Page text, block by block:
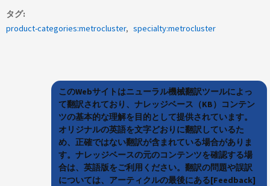
タグ
product-categories:metrocluster
specialty:metrocluster
このWebサイトはニューラル機械翻訳ツールによっ
て翻訳されており、ナレッジベース（KB）コンテン
ツの基本的な理解を目的として提供されています。
オリジナルの英語を文字どおりに翻訳しているた
め、正確ではない翻訳が含まれている場合がありま
す。ナレッジベースの元のコンテンツを確認する場
合は、英語版をご利用ください。翻訳の問題や誤訳
については、アーティクルの最後にある[Feedback]